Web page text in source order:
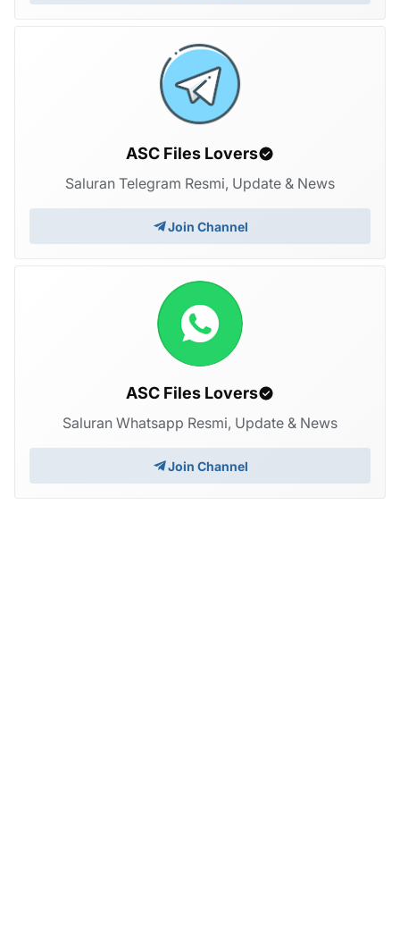
ASC Files Lovers
Saluran Telegram Resmi, Update & News
Join Channel
ASC Files Lovers
Saluran Whatsapp Resmi, Update & News
Join Channel